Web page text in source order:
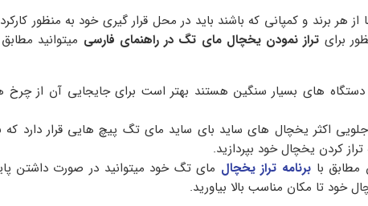
هر برند و کمپانی که باشند باید در محل قرار گیری خود به منظور کارکرد
برای تراز نمودن یخچال مای تگ در راهنمای فارسی میتوانید
های بسیار سنگین هستند بهتر است برای جایجایی آن از چرخ
اکثر یخچال های ساید بای ساید مای تگ پیچ هایی قرار دارد که
تراز کردن یخچال خود بپردازید.
مطابق بابرنامه تراز یخچال مای تگ خود میتوانید در صورت داشتن
خود تا مکان مناسب بالا بیاورید.